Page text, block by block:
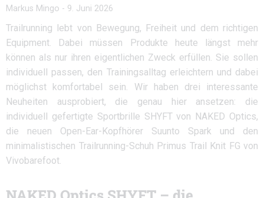
Markus Mingo - 9. Juni 2026
Trailrunning lebt von Bewegung, Freiheit und dem richtigen
Equipment. Dabei müssen Produkte heute längst mehr
können als nur ihren eigentlichen Zweck erfüllen. Sie sollen
individuell passen, den Trainingsalltag erleichtern und dabei
möglichst komfortabel sein. Wir haben drei interessante
Neuheiten ausprobiert, die genau hier ansetzen: die
individuell gefertigte Sportbrille SHYFT von NAKED Optics,
die neuen Open-Ear-Kopfhörer Suunto Spark und den
minimalistischen Trailrunning-Schuh Primus Trail Knit FG von
Vivobarefoot.